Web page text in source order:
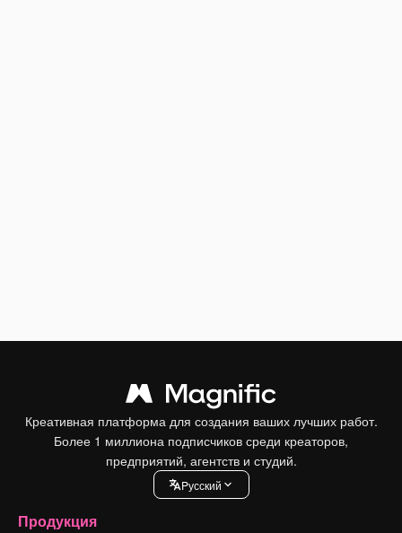
Креативная платформа для создания ваших лучших работ.
Более 1 миллиона подписчиков среди креаторов,
предприятий, агентств и студий.
Pусский
Продукция